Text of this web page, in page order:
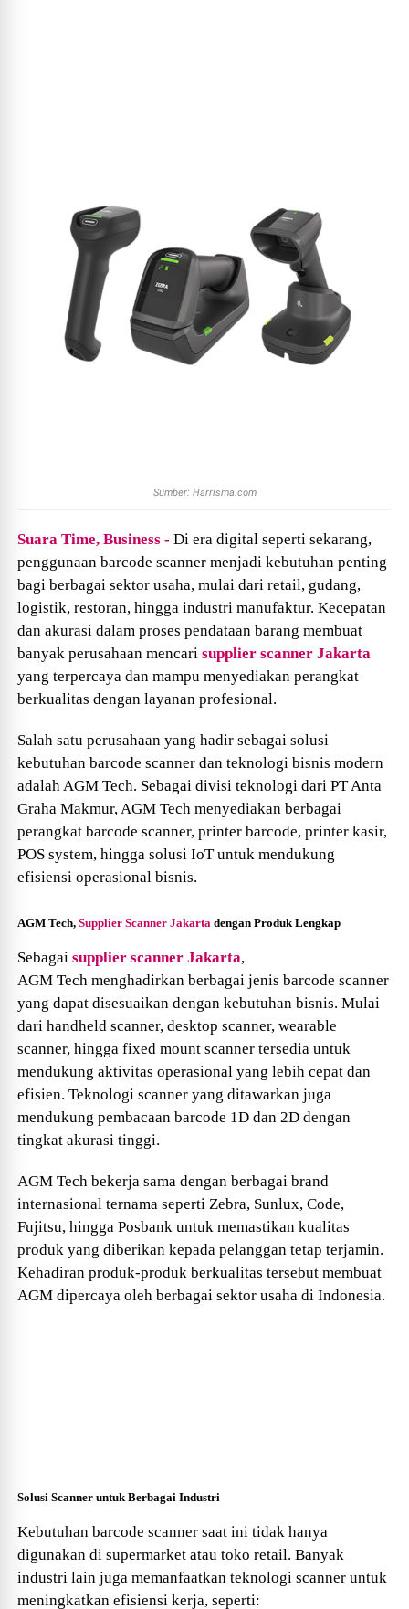
Sumber: Harrisma.com
Suara Time, Business - Di era digital seperti sekarang,
penggunaan barcode scanner menjadi kebutuhan penting
bagi berbagai sektor usaha, mulai dari retail, gudang,
logistik, restoran, hingga industri manufaktur. Kecepatan
dan akurasi dalam proses pendataan barang membuat
banyak perusahaan mencarisupplier scanner Jakarta
yang terpercaya dan mampu menyediakan perangkat
berkualitas dengan layanan profesional.
Salah satu perusahaan yang hadir sebagai solusi
kebutuhan barcode scanner dan teknologi bisnis modern
adalah AGMTech. Sebagai divisi teknologi dari PT Anta
Graha Makmur, AGMTech menyediakan berbagai
perangkat barcode scanner, printer barcode, printer kasir,
POS system, hingga solusi IoT untuk mendukung
efisiensi operasional bisnis.
AGMTech,Supplier Scanner Jakarta dengan Produk Lengkap
Sebagaisupplier scanner Jakarta,
AGMTechmenghadirkan berbagai jenis barcode scanner
yang dapat disesuaikan dengan kebutuhan bisnis. Mulai
dari handheld scanner, desktop scanner, wearable
scanner, hingga fixed mount scanner tersedia untuk
mendukung aktivitas operasional yang lebih cepat dan
efisien. Teknologi scanner yang ditawarkan juga
mendukung pembacaan barcode 1D dan 2D dengan
tingkat akurasi tinggi.
AGMTechbekerja sama dengan berbagai brand
internasional ternama seperti Zebra, Sunlux, Code,
Fujitsu, hingga Posbank untuk memastikan kualitas
produk yang diberikan kepada pelanggan tetap terjamin.
Kehadiran produk-produk berkualitas tersebut membuat
AGM dipercaya oleh berbagai sektor usaha di Indonesia.
Solusi Scanner untuk Berbagai Industri
Kebutuhan barcode scanner saat ini tidak hanya
digunakan di supermarket atau toko retail. Banyak
industri lain juga memanfaatkan teknologi scanner untuk
meningkatkan efisiensi kerja, seperti: